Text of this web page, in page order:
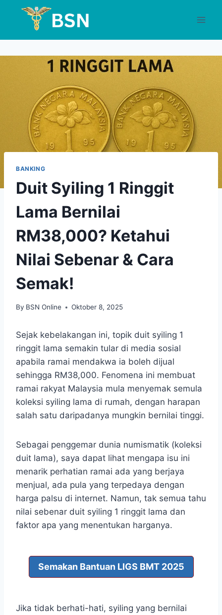
BANKING
Duit Syiling 1 Ringgit
Lama Bernilai
RM38,000? Ketahui
Nilai Sebenar & Cara
Semak!
By BSN Online Oktober 8, 2025
Sejak kebelakangan ini, topik duit syiling 1
ringgit lama semakin tular di media sosial
apabila ramai mendakwa ia boleh dijual
sehingga RM38,000. Fenomena ini membuat
ramai rakyat Malaysia mula menyemak semula
koleksi syiling lama di rumah, dengan harapan
salah satu daripadanya mungkin bernilai tinggi.
Sebagai penggemar dunia numismatik (koleksi
duit lama), saya dapat lihat mengapa isu ini
menarik perhatian ramai ada yang berjaya
menjual, ada pula yang terpedaya dengan
harga palsu di internet. Namun, tak semua tahu
nilai sebenar duit syiling 1 ringgit lama dan
faktor apa yang menentukan harganya.
Semakan Bantuan LIGS BMT 2025
Jika tidak berhati-hati, syiling yang bernilai